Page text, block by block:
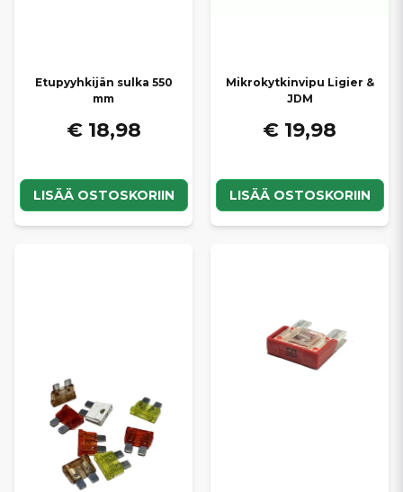
Etupyyhkijän sulka 550
mm
€ 18,98
LISÄÄ OSTOSKORIIN
Mikrokytkinvipu Ligier &
JDM
€ 19,98
LISÄÄ OSTOSKORIIN